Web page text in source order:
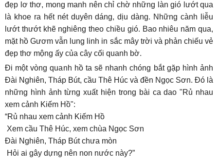
đẹp lơ thơ, mong manh nên chỉ chờ những làn gió lướt qua
là khoe ra hết nét duyên dáng, dịu dàng. Những cành liễu
lướt thướt khẽ nghiêng theo chiều gió. Bao nhiêu năm qua,
mặt hồ Gươm vẫn lung linh in sắc mây trời và phản chiếu vẻ
đẹp thơ mộng ấy của cây cối quanh bờ.
Đi một vòng quanh hồ ta sẽ nhanh chóng bắt gặp hình ảnh
Đài Nghiên, Tháp Bút, cầu Thê Húc và đền Ngọc Sơn. Đó là
những hình ảnh từng xuất hiện trong bài ca dao "Rủ nhau
xem cảnh Kiếm Hồ":
“Rủ nhau xem cảnh Kiếm Hồ
Xem cầu Thê Húc, xem chùa Ngọc Sơn
Đài Nghiên, Tháp Bút chưa mòn
Hỏi ai gây dựng nên non nước này?”